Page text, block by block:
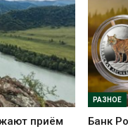
приём
РАЗНОЕ
Банк